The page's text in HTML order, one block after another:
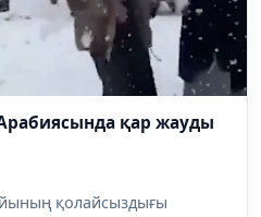
қар жауды
қолайсыздығы